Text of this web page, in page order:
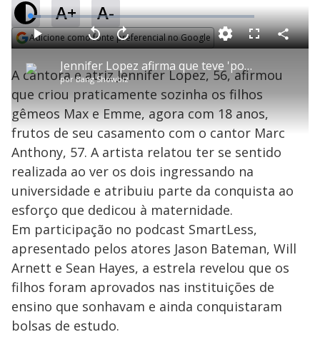
A+ A-
Adicione como fonte preferencial no Google
P
l
a
y
V
i
d
Jennifer Lopez afirma que teve 'pouca ajuda' na criação dos filhos gêmeos
porBang Showbiz
P V
t
a
r
1
0
e
g
n
d
o
s
A
n
ç
a
1
s
e
u
n
d
o
s
M
u
d
o
L
o
a
d
e
4
.
7
%
F
s
c
e
n
C
o
A cantora e atriz Jennifer Lopez, 56, afirmou
que criou praticamente sozinha os filhos
gêmeos Max e Emme, agora com 18 anos,
frutos de seu casamento com o cantor Marc
Anthony, 57. A artista relatou ter se sentido
realizada ao ver os dois ingressando na
universidade e atribuiu parte da conquista ao
esforço que dedicou à maternidade.
Em participação no podcast SmartLess,
apresentado pelos atores Jason Bateman, Will
Arnett e Sean Hayes, a estrela revelou que os
filhos foram aprovados nas instituições de
ensino que sonhavam e ainda conquistaram
bolsas de estudo.